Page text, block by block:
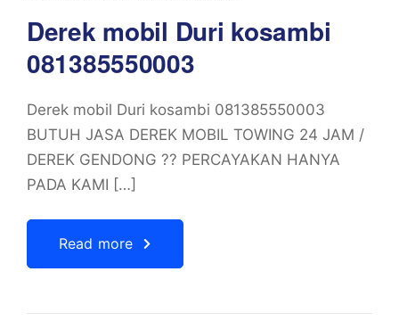
Derek mobil Duri kosambi
081385550003
Derek mobil Duri kosambi 081385550003
BUTUH JASA DEREK MOBIL TOWING 24 JAM /
DEREK GENDONG ?? PERCAYAKAN HANYA
PADA KAMI […]
Read more